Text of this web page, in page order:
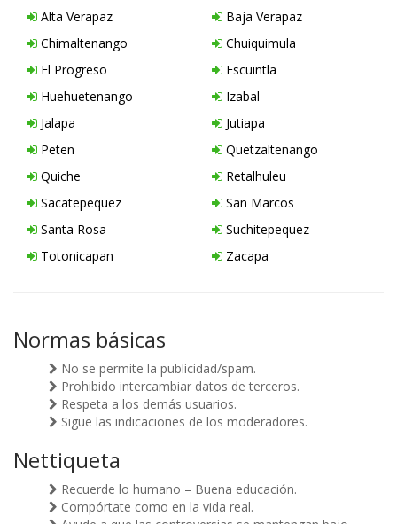
Alta Verapaz
Baja Verapaz
Chimaltenango
Chuiquimula
El Progreso
Escuintla
Huehuetenango
Izabal
Jalapa
Jutiapa
Peten
Quetzaltenango
Quiche
Retalhuleu
Sacatepequez
San Marcos
Santa Rosa
Suchitepequez
Totonicapan
Zacapa
Normas básicas
No se permite la publicidad/spam.
Prohibido intercambiar datos de terceros.
Respeta a los demás usuarios.
Sigue las indicaciones de los moderadores.
Nettiqueta
Recuerde lo humano – Buena educación.
Compórtate como en la vida real.